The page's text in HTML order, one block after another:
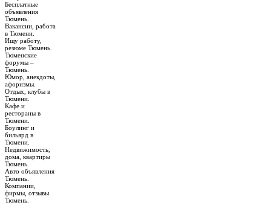
Бесплатные
объявления
Тюмень.
Вакансии, работа
в Тюмени.
Ищу работу,
резюме Тюмень.
Тюменские
форумы –
Тюмень.
Юмор, анекдоты,
афоризмы.
Отдых, клубы в
Тюмени.
Кафе и
рестораны в
Тюмени.
Боулинг и
бильярд в
Тюмени.
Недвижимость,
дома, квартиры
Тюмень.
Авто объявления
Тюмень.
Компании,
фирмы, отзывы
Тюмень.